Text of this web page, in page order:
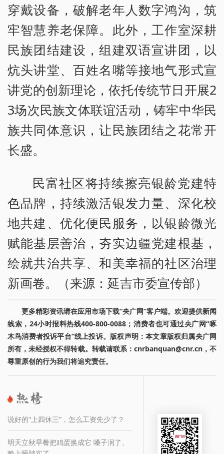
穿戴设备，破解老年人数字鸿沟，筑
牢智慧养老保障。此外，工作室深耕
民族团结建设，组建双语宣讲团，以
炕头讲堂、百姓名嘴等接地气形式宣
讲党的创新理论，依托传统节日开展2
3场次民族文体联谊活动，铸牢中华民
族共同体意识，让民族团结之花常开
长盛。
民富社区将持续擦亮银龄党建特
色品牌，持续激活银发力量、深化校
地共建、优化便民服务，以银龄微光
赋能基层善治，夯实边疆党建根基，
绘就共治共享、和美幸福的社区治理
新画卷。（来源：延吉市委宣传部）
更多精彩资讯请在应用市场下载“央广网”客户端。欢迎提供新闻
线索，24小时报料热线400-800-0088；消费者也可通过央广网“啄
木鸟消费者投诉平台”线上投诉。版权声明：本文章版权归属央广网
所有，未经授权不得转载。转载请联系：cnrbanquan@cnr.cn，不
尊重原创的行为我们将追究责任。
说好的“上四休三”，怎么工资先少了？
明天立秋早餐把鸡蛋换成它 嗓子润了、